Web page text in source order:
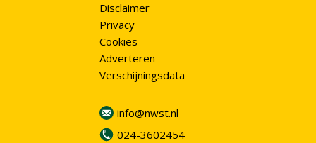
Disclaimer
Privacy
Cookies
Adverteren
Verschijningsdata
info@nwst.nl
024-3602454